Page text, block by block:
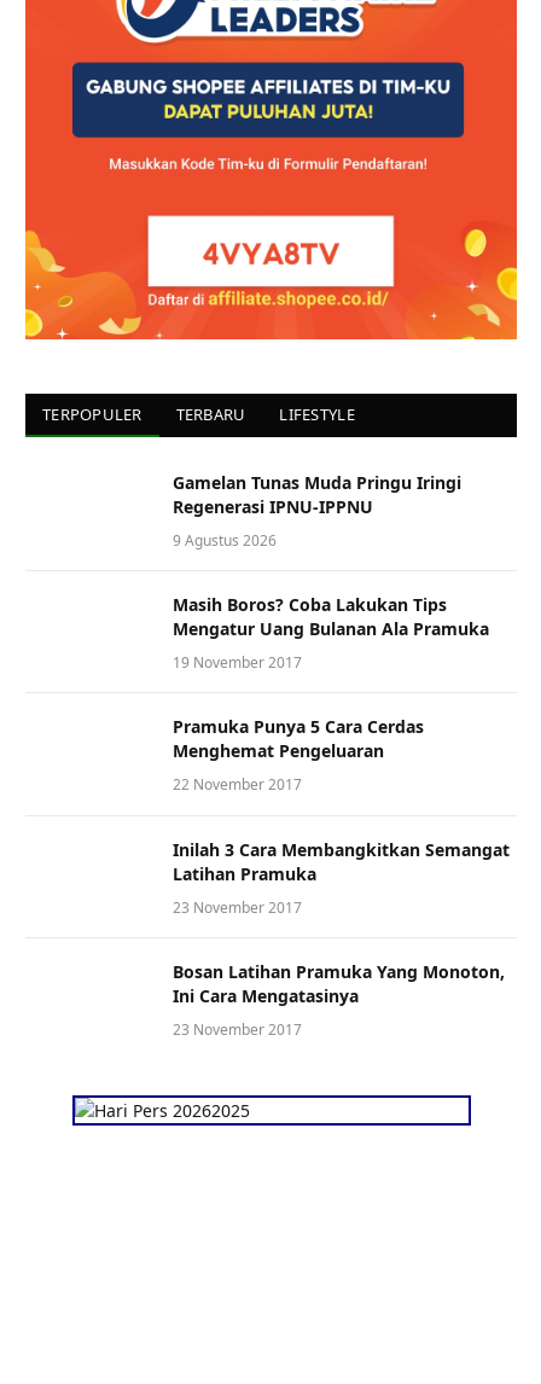
TERPOPULER TERBARU LIFESTYLE
Gamelan Tunas Muda Pringu Iringi
Regenerasi IPNU-IPPNU
9 Agustus 2026
Masih Boros? Coba Lakukan Tips
Mengatur Uang Bulanan Ala Pramuka
19 November 2017
Pramuka Punya 5 Cara Cerdas
Menghemat Pengeluaran
22 November 2017
Inilah 3 Cara Membangkitkan Semangat
Latihan Pramuka
23 November 2017
Bosan Latihan Pramuka Yang Monoton,
Ini Cara Mengatasinya
23 November 2017